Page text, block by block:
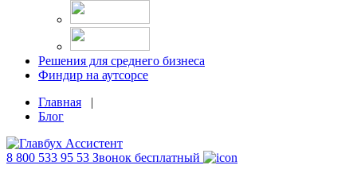
Решения для среднего бизнеса
Финдир на аутсорсе
Главная |
Блог
8 800 533 95 53 Звонок бесплатный